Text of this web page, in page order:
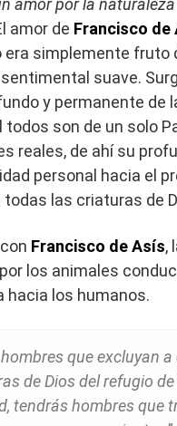
amor por la
amor de Francisco de
era simplemente fruto
suave.
y permanente de
todos son de un solo
reales, de ahí su
personal hacia el
todas las criaturas de
Francisco de Asís,
los animales
hacia los humanos.
que excluyan
de Dios del refugio
tendrás hombres que